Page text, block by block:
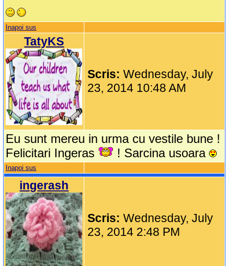
Inapoi sus
TatyKS
Scris:Wednesday, July
23, 2014 10:48 AM
Eu sunt mereu in urma cu vestile bune !
Felicitari Ingeras
! Sarcina usoara
Inapoi sus
ingerash
Scris:Wednesday, July
23, 2014 2:48 PM